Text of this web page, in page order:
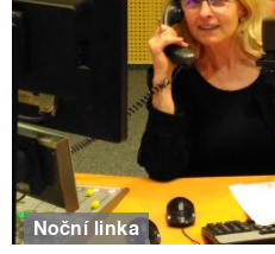
Noční linka